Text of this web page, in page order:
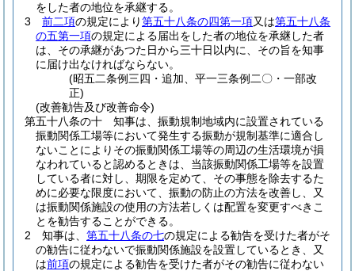
をした者の地位を承継する。
3
前二項の規定により第五十八条の四第一項又は第五十八条
の五第一項の規定による届出をした者の地位を承継した者
は、その承継があつた日から三十日以内に、その旨を知事
に届け出なければならない。
(昭五二条例三四・追加、平一三条例二〇・一部改
正)
(改善勧告及び改善命令)
第五十八条の十
知事は、振動規制地域内に設置されている
振動関係工場等において発生する振動が規制基準に適合し
ないことによりその振動関係工場等の周辺の生活環境が損
なわれていると認めるときは、当該振動関係工場等を設置
している者に対し、期限を定めて、その事態を除去するた
めに必要な限度において、振動の防止の方法を改善し、又
は振動関係施設の使用の方法若しくは配置を変更すべきこ
とを勧告することができる。
2
知事は、 第五十八条の七の規定による勧告を受けた者がそ
の勧告に従わないで振動関係施設を設置しているとき、又
は前項の規定による勧告を受けた者がその勧告に従わない